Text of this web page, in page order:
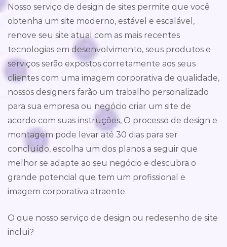
Nosso serviço de design de sites permite que você
obtenha um site moderno, estável e escalável,
renove seu site atual com as mais recentes
tecnologias em desenvolvimento, seus produtos e
serviços serão expostos corretamente aos seus
clientes com uma imagem corporativa de qualidade,
nossos designers farão um trabalho personalizado
para sua empresa ou negócio criar um site de
acordo com suas instruções, O processo de design e
montagem pode levar até 30 dias para ser
concluído, escolha um dos planos a seguir que
melhor se adapte ao seu negócio e descubra o
grande potencial que tem um profissional e
imagem corporativa atraente.
O que nosso serviço de design ou redesenho de site
inclui?